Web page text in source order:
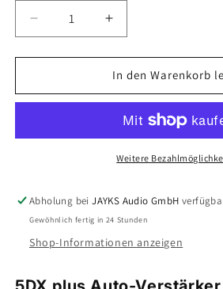
Verringere
die
Menge
5DX
HiFi-
für
VW
Polo
Erhöhe
die
Menge
für
5DX
Car-
HiFi-
Verstärker-
für
VW
Polo
In den Warenkorb
Weitere
Abholung beiJAYKS Audio GmbH
Gewöhnlich fertig in 24 Stunden
Shop-Informationen anzeigen